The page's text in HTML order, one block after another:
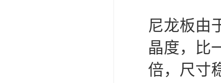
尼龙板由
晶度，比
倍，尺寸